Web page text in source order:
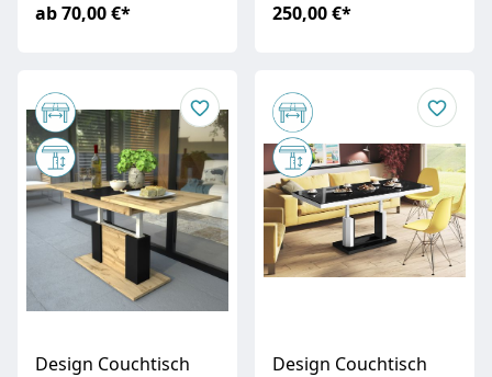
ab70,00 €* 250,00 €*
Design Couchtisch
Design Couchtisch